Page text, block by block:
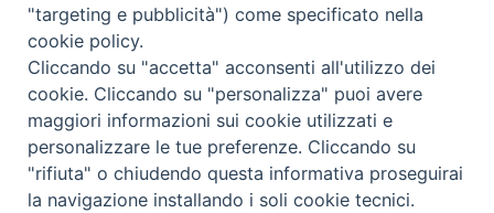
Il cordoglio dei Vescovi di Puglia per la morte di S.E.R. Mons. Agostino
Superbo
Nasce la Consulta Diocesana delle Aggregazioni Laicali di Castellaneta
Archivio comunicati stampa
"targeting e pubblicità") come specificato nella
cookie policy.
Cliccando su "accetta" acconsenti all'utilizzo dei
cookie. Cliccando su "personalizza" puoi avere
maggiori informazioni sui cookie utilizzati e
personalizzare le tue preferenze. Cliccando su
"rifiuta" o chiudendo questa informativa proseguirai
la navigazione installando i soli cookie tecnici.